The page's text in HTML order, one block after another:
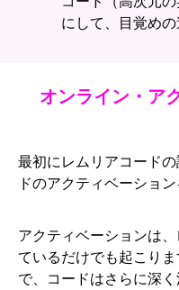
にして、目覚め
オンライン・ア
最初にレムリアコード
ドのアクティベーション
アクティベーションは
ているだけでも起こり
で、コードはさらに深く